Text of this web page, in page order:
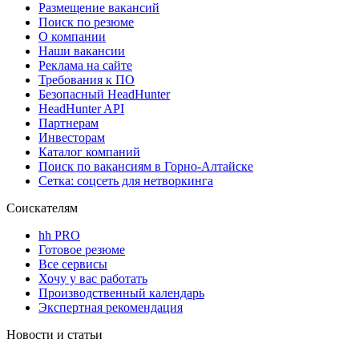
Размещение вакансий
Поиск по резюме
О компании
Наши вакансии
Реклама на сайте
Требования к ПО
Безопасный HeadHunter
HeadHunter API
Партнерам
Инвесторам
Каталог компаний
Поиск по вакансиям в Горно-Алтайске
Сетка: соцсеть для нетворкинга
Соискателям
hh PRO
Готовое резюме
Все сервисы
Хочу у вас работать
Производственный календарь
Экспертная рекомендация
Новости и статьи